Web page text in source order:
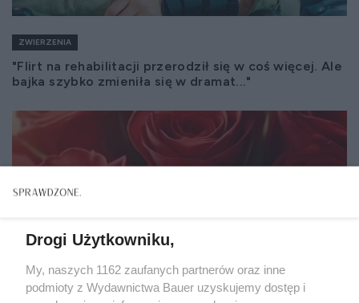
ZWIERZENIA
"Flirt na rehabilitacji przerodził się w coś więcej. Ale
bajka szybko zmieniła się w dramat..."
Drogi Użytkowniku,
My, naszych 1162 zaufanych partnerów oraz inne
podmioty z Wydawnictwa Bauer uzyskujemy dostęp i